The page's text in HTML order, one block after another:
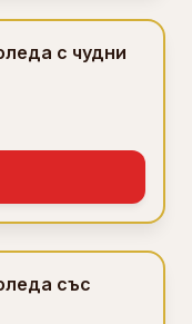
с чудни
със